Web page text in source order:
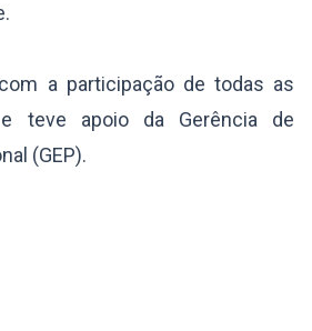
a participação de todas as
teve apoio da Gerência de
(GEP).